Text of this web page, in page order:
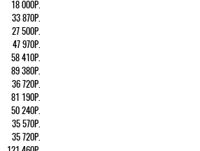
18 000Р.
33 870Р.
27 500Р.
47 970Р.
58 410Р.
89 380Р.
36 720Р.
81 190Р.
50 240Р.
35 570Р.
35 720Р.